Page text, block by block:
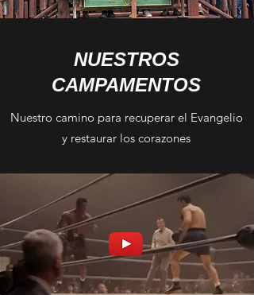
NUESTROS
CAMPAMENTOS
Nuestro camino para recuperar el Evangelio
y restaurar los corazones